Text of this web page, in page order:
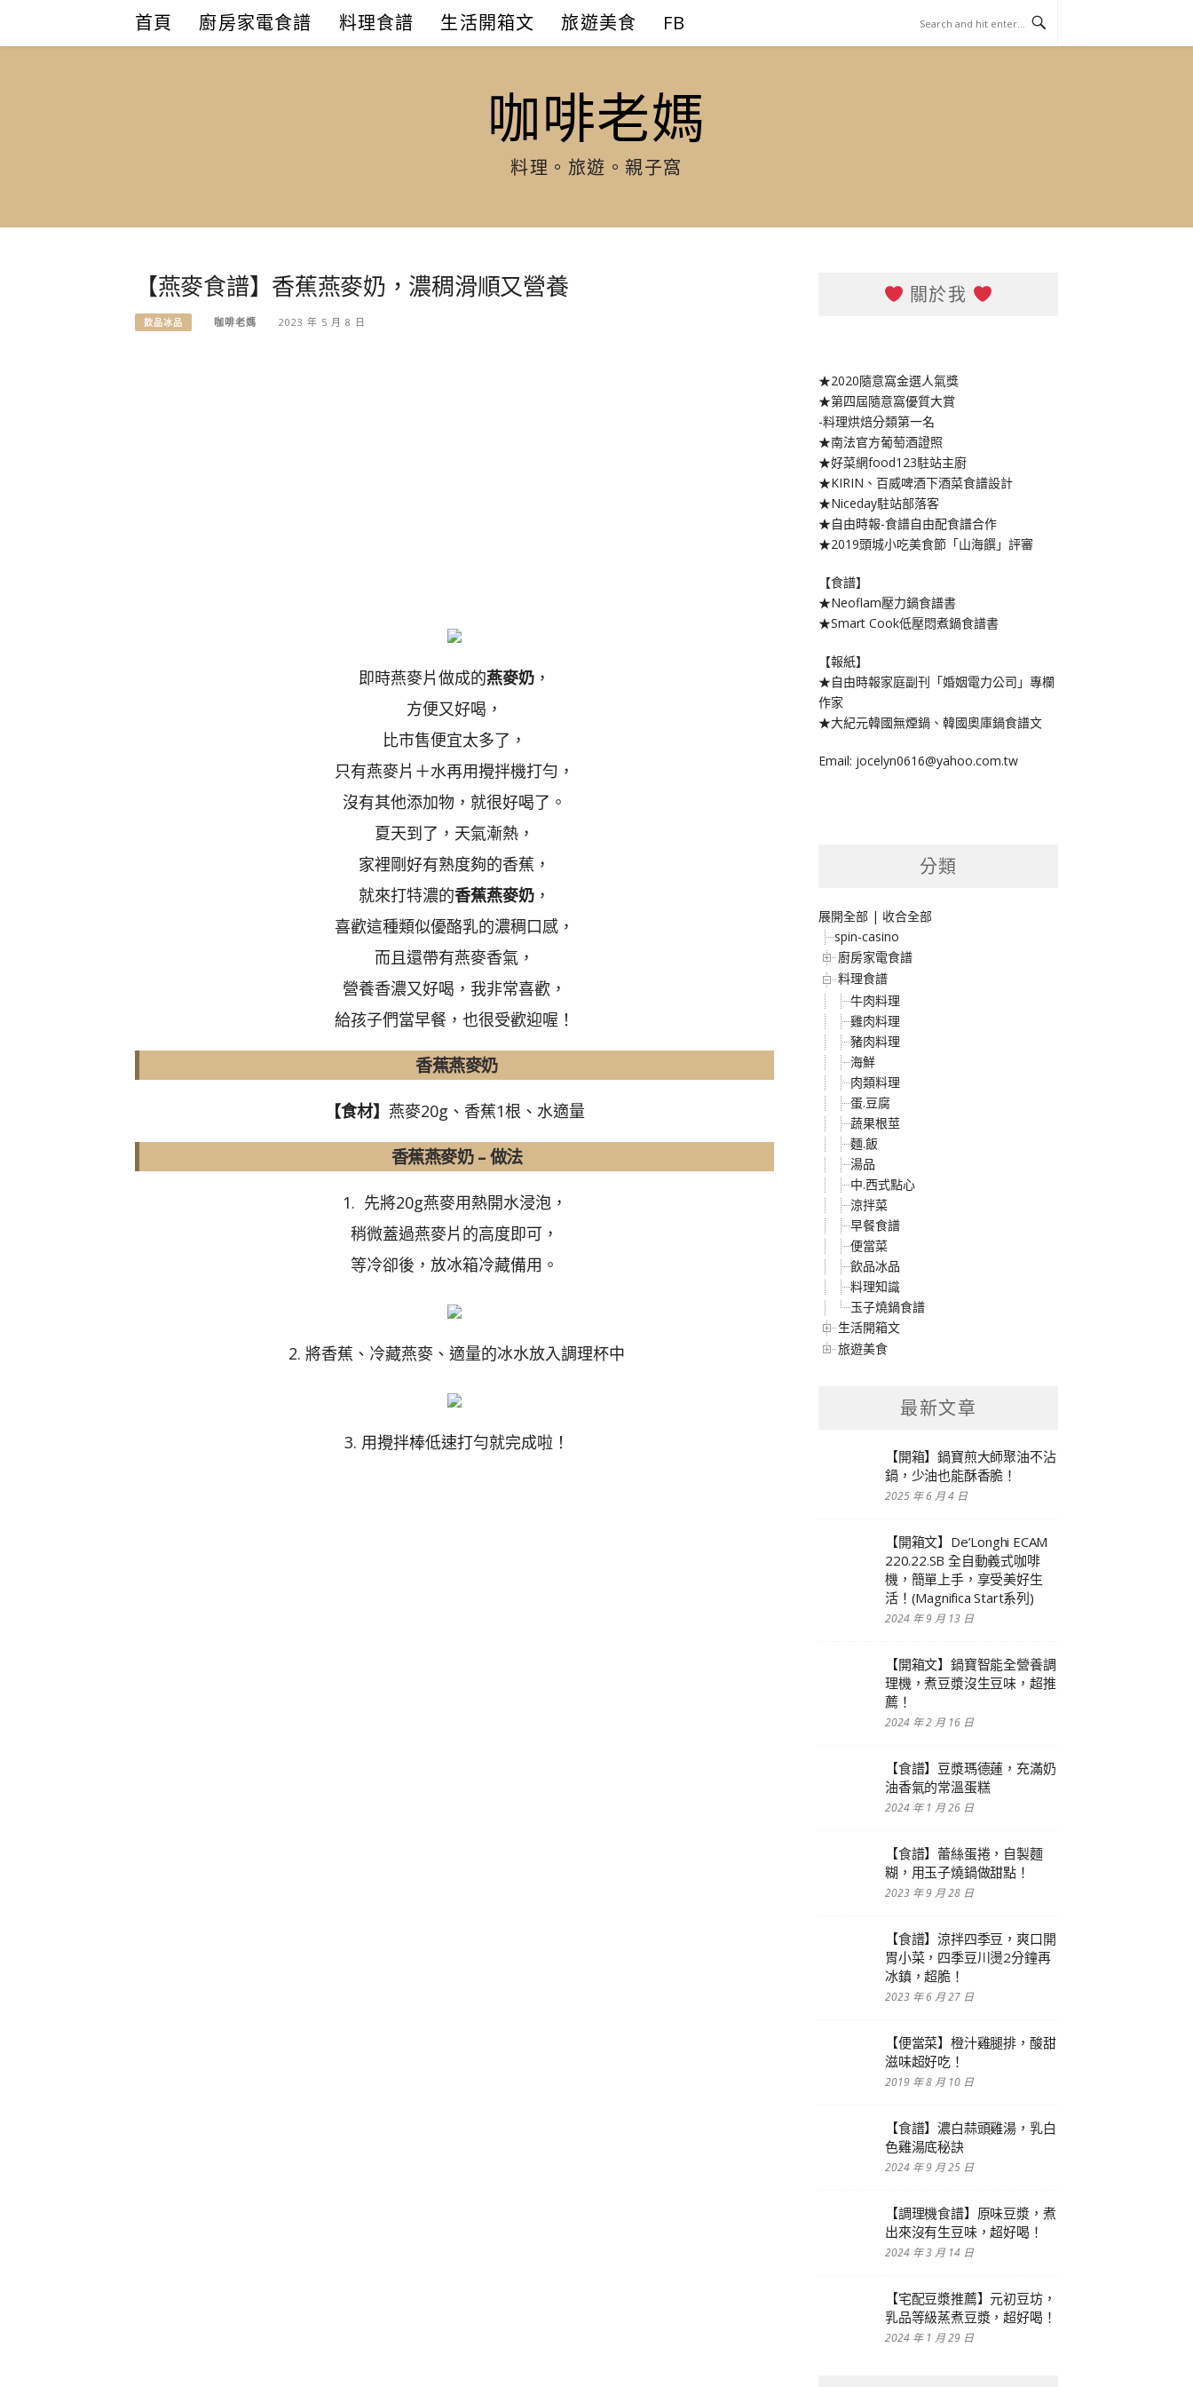
content
首頁 廚房家電食譜 料理食譜 生活開箱文 旅遊美食 FB
咖啡老媽
料理。旅遊。親子窩
【燕麥食譜】香蕉燕麥奶，濃稠滑順又營養
飲品冰品 咖啡老媽 2023 年 5 月 8 日
即時燕麥片做成的燕麥奶 ，
方便又好喝，
比市售便宜太多了，
只有燕麥片＋水再用攪拌機打勻，
沒有其他添加物，就很好喝了。
夏天到了，天氣漸熱，
家裡剛好有熟度夠的香蕉，
就來打特濃的香蕉燕麥奶 ，
喜歡這種類似優酪乳的濃稠口感，
而且還帶有燕麥香氣，
營養香濃又好喝，我非常喜歡，
給孩子們當早餐，也很受歡迎喔！
香蕉燕麥奶
【食材】 燕麥20g、香蕉1根、水適量
香蕉燕麥奶 – 做法
1. 先將20g燕麥用熱開水浸泡，
稍微蓋過燕麥片的高度即可，
等冷卻後，放冰箱冷藏備用。
2. 將香蕉、冷藏燕麥、適量的冰水放入調理杯中
3. 用攪拌棒低速打勻就完成啦！
關於我
★2020隨意窩金選人氣獎
★第四屆隨意窩優質大賞
-料理烘焙分類第一名
★南法官方葡萄酒證照
★好菜網food123駐站主廚
★KIRIN、百威啤酒下酒菜食譜設計
★Niceday駐站部落客
★自由時報-食譜自由配食譜合作
★2019頭城小吃美食節「山海饌」評審
【食譜】
★Neoflam壓力鍋食譜書
★Smart Cook低壓悶煮鍋食譜書
【報紙】
★自由時報家庭副刊「婚姻電力公司」專欄
作家
★大紀元韓國無煙鍋、韓國奧庫鍋食譜文
Email: jocelyn0616@yahoo.com.tw
分類
展開全部 | 收合全部
spin-casino
廚房家電食譜
料理食譜
牛肉料理
雞肉料理
豬肉料理
海鮮
肉類料理
蛋.豆腐
蔬果根莖
麵.飯
湯品
中.西式點心
涼拌菜
早餐食譜
便當菜
飲品冰品
料理知識
玉子燒鍋食譜
生活開箱文
旅遊美食
最新文章
【開箱】鍋寶煎大師聚油不沾
鍋，少油也能酥香脆！
2025 年 6 月 4 日
【開箱文】De’Longhi ECAM
220.22.SB 全自動義式咖啡
機，簡單上手，享受美好生
活！(Magnifica Start系列)
2024 年 9 月 13 日
【開箱文】鍋寶智能全營養調
理機，煮豆漿沒生豆味，超推
薦！
2024 年 2 月 16 日
【食譜】豆漿瑪德蓮，充滿奶
油香氣的常溫蛋糕
2024 年 1 月 26 日
【食譜】蕾絲蛋捲，自製麵
糊，用玉子燒鍋做甜點！
2023 年 9 月 28 日
【食譜】涼拌四季豆，爽口開
胃小菜，四季豆川燙2分鐘再
冰鎮，超脆！
2023 年 6 月 27 日
【便當菜】橙汁雞腿排，酸甜
滋味超好吃！
2019 年 8 月 10 日
【食譜】濃白蒜頭雞湯，乳白
色雞湯底秘訣
2024 年 9 月 25 日
【調理機食譜】原味豆漿，煮
出來沒有生豆味，超好喝！
2024 年 3 月 14 日
【宅配豆漿推薦】元初豆坊，
乳品等級蒸煮豆漿，超好喝！
2024 年 1 月 29 日